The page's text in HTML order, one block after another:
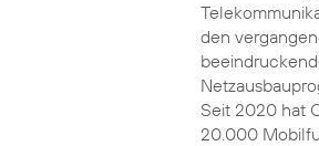
den
Seit 2020 hat
20.000